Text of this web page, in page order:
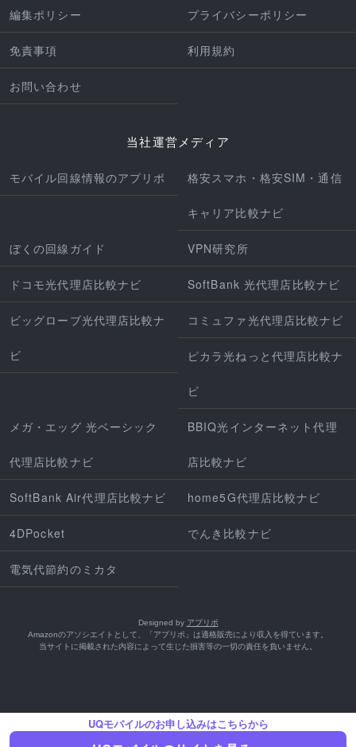
編集ポリシー プライバシーポリシー
免責事項 利用規約
お問い合わせ
当社運営メディア
モバイル回線情報のアプリポ 格安スマホ・格安SIM・通信
キャリア比較ナビ
ぼくの回線ガイド VPN研究所
ドコモ光代理店比較ナビ SoftBank 光代理店比較ナビ
ビッグローブ光代理店比較ナ
ビ
コミュファ光代理店比較ナビ
ピカラ光ねっと代理店比較ナ
ビ
メガ・エッグ 光ベーシック
代理店比較ナビ
BBIQ光インターネット代理
店比較ナビ
SoftBank Air代理店比較ナビ home5G代理店比較ナビ
4DPocket でんき比較ナビ
電気代節約のミカタ
Designed by アプリポ
Amazonのアソシエイトとして、「アプリポ」は適格販売により収入を得ています。
当サイトに掲載された内容によって生じた損害等の一切の責任を負いません。
UQモバイルのお申し込みはこちらから